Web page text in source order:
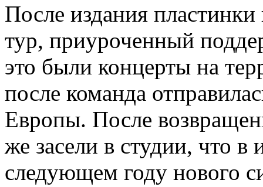
После издания
тур, приуроченный
это были концерты на
после команда
Европы. После
же засели в студии, что в
следующем году нового